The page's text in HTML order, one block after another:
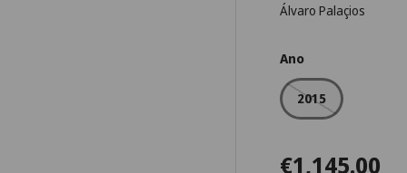
Álvaro Palaçios
Ano
2015
€1,145.00